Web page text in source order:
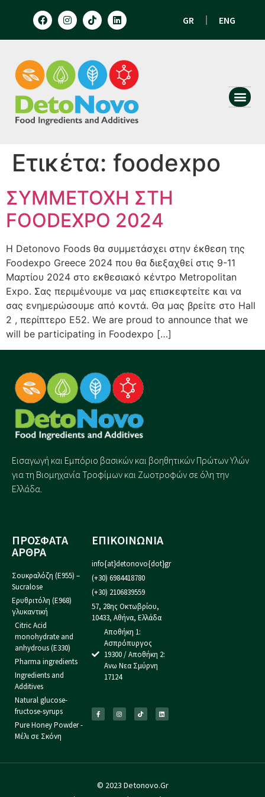
GR ENG
Ετικέτα: foodexpo
ΣΥΜΜΕΤΟΧΗ ΣΤΗ
FOODEXPO 2024
Η Detonovo Foods θα συμμετάσχει στην έκθεση της
Foodexpo Greece 2024 που θα διεξαχθεί στις 9-11
Μαρτίου 2024 στο εκθεσιακό κέντρο Metropolitan
Expo. Σας περιμένουμε να μας επισκεφτείτε και να
σας ενημερώσουμε από κοντά. Θα μας βρείτε στο Hall
2 , περίπτερο E52. We are proud to announce that we
will be participating in Foodexpo […]
Εισαγωγή και Eμπόριο βασικών και βοηθητικών Πρώτων Υλών
για τη Βιομηχανία Τροφίμων και Ζωοτροφών σε όλη την
Ελλάδα.
ΠΡΟΣΦΑΤΑ
ΑΡΘΡΑ
Σουκραλόζη (Ε955) –
Sucralose
Ερυθριτόλη (Ε968)
γλυκαντική
Citric Acid
monohydrate and
anhydrous (E330)
Pharma ingredients
Ingredients and
Additives
Natural glucose-
fructose-syrups
Pure Honey Powder -
Μέλι σε Σκόνη
ΕΠΙΚΟΙΝΩΝΙΑ
info{at}detonovo{dot}gr
(+30) 6984418780
(+30) 2106839559
57, 28ης Οκτωβρίου,
10433, Αθήνα, Ελλάδα
Αποθήκη 1:
Ασπρόπυργος
19300 / Αποθήκη 2:
Ανω Νεα Σμύρνη
17124
© 2023 Detonovo.Gr